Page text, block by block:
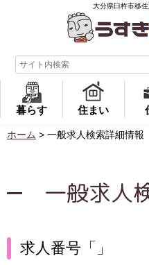
大分県臼杵市移
暮らす 住まい
ホーム > 一般求人検索詳細情報
一般求人
求人番号「」